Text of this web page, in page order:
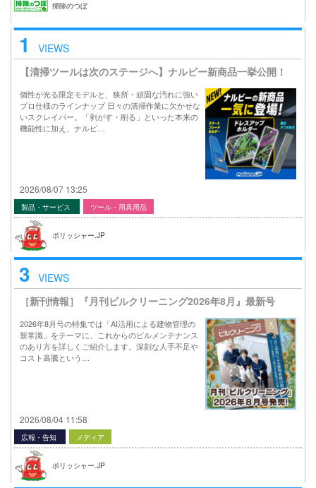
掃除のつぼ
1
VIEWS
【清掃ツールは次のステージへ】ナルビー新商品一挙公開！
個性が光る限定モデルと、狭所・頑固な汚れに強い
プロ仕様のラインナップ 日々の清掃作業に欠かせな
いスクレイパー。「剥がす・削る」といった本来の
機能性に加え、ナルビ…
2026/08/07 13:25
製品・サービス ツール・用具用品
ポリッシャー.JP
3 VIEWS
［新刊情報］『月刊ビルクリーニング2026年8月』最新号
2026年8月号の特集では「AI活用による建物管理の
新常識」をテーマに、これからのビルメンテナンス
のあり方を詳しくご紹介します。深刻な人手不足や
コスト高騰という…
2026/08/04 11:58
広報・告知 メディア
ポリッシャー.JP